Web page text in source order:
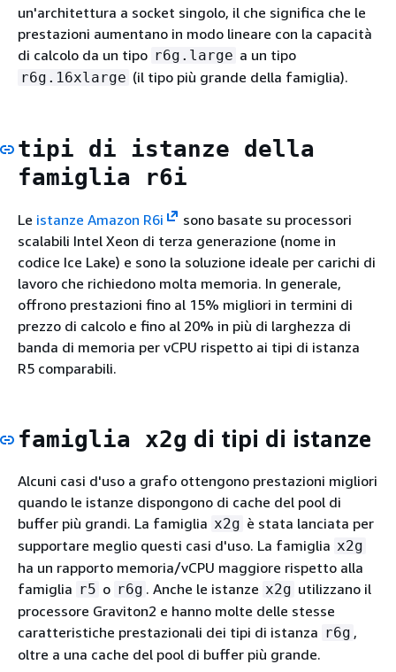
un'architettura a socket singolo, il che significa che le
prestazioni aumentano in modo lineare con la capacità
di calcolo da un tipo r6g.large a un tipo
r6g.16xlarge (il tipo più grande della famiglia).
tipi di istanze della
famiglia r6i
Le istanze Amazon R6i
sono basate su processori
scalabili Intel Xeon di terza generazione (nome in
codice Ice Lake) e sono la soluzione ideale per carichi di
lavoro che richiedono molta memoria. In generale,
offrono prestazioni fino al 15% migliori in termini di
prezzo di calcolo e fino al 20% in più di larghezza di
banda di memoria per vCPU rispetto ai tipi di istanza
R5 comparabili.
famiglia x2g di tipi di istanze
Alcuni casi d'uso a grafo ottengono prestazioni migliori
quando le istanze dispongono di cache del pool di
buffer più grandi. La famiglia x2g è stata lanciata per
supportare meglio questi casi d'uso. La famiglia x2g
ha un rapporto memoria/vCPU maggiore rispetto alla
famiglia r5 o r6g . Anche le istanze x2g utilizzano il
processore Graviton2 e hanno molte delle stesse
caratteristiche prestazionali dei tipi di istanza r6g ,
oltre a una cache del pool di buffer più grande.